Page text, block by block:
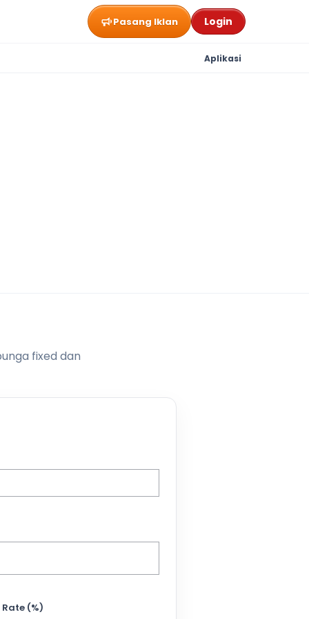
Pasang Iklan Login
Aplikasi
fixed dan
(%)